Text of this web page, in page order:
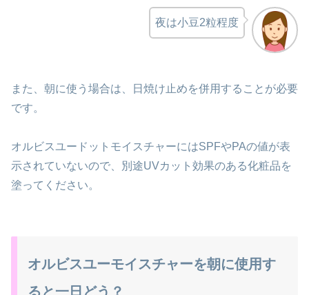
夜は小豆2粒程度
また、朝に使う場合は、日焼け止めを併用することが必要
です。
オルビスユードットモイスチャーにはSPFやPAの値が表
示されていないので、別途UVカット効果のある化粧品を
塗ってください。
オルビスユーモイスチャーを朝に使用す
ると一日どう？